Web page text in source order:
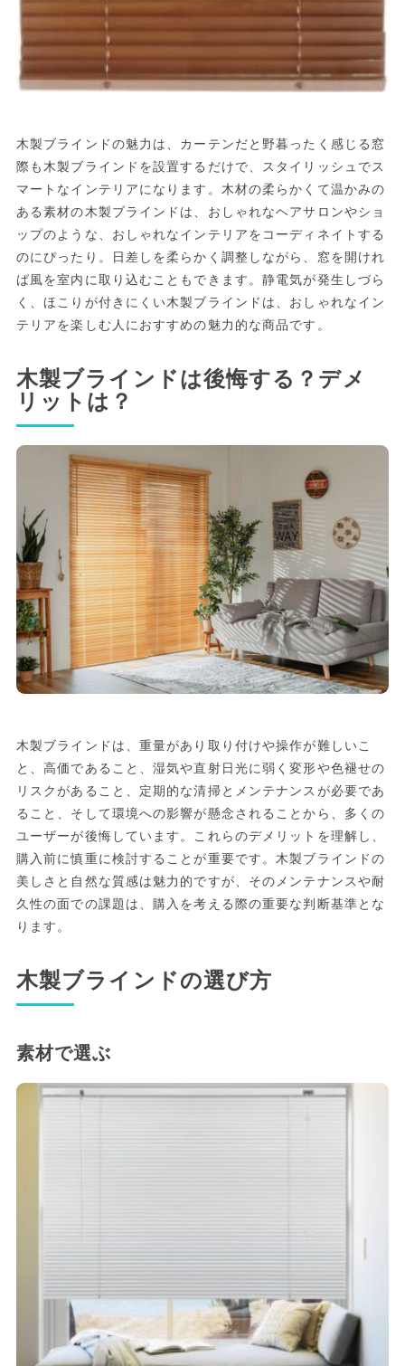
木製ブラインドの魅力は、カーテンだと野暮ったく感じる窓
際も木製ブラインドを設置するだけで、スタイリッシュでス
マートなインテリアになります。木材の柔らかくて温かみの
ある素材の木製ブラインドは、おしゃれなヘアサロンやショ
ップのような、おしゃれなインテリアをコーディネイトする
のにぴったり。日差しを柔らかく調整しながら、窓を開けれ
ば風を室内に取り込むこともできます。静電気が発生しづら
く、ほこりが付きにくい木製ブラインドは、おしゃれなイン
テリアを楽しむ人におすすめの魅力的な商品です。
木製ブラインドは後悔する？デメ
リットは？
木製ブラインドは、重量があり取り付けや操作が難しいこ
と、高価であること、湿気や直射日光に弱く変形や色褪せの
リスクがあること、定期的な清掃とメンテナンスが必要であ
ること、そして環境への影響が懸念されることから、多くの
ユーザーが後悔しています。これらのデメリットを理解し、
購入前に慎重に検討することが重要です。木製ブラインドの
美しさと自然な質感は魅力的ですが、そのメンテナンスや耐
久性の面での課題は、購入を考える際の重要な判断基準とな
ります。
木製ブラインドの選び方
素材で選ぶ